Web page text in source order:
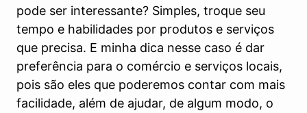
pode ser interessante? Simples, troque seu
tempo e habilidades por produtos e serviços
que precisa. E minha dica nesse caso é dar
preferência para o comércio e serviços locais,
pois são eles que poderemos contar com mais
facilidade, além de ajudar, de algum modo, o